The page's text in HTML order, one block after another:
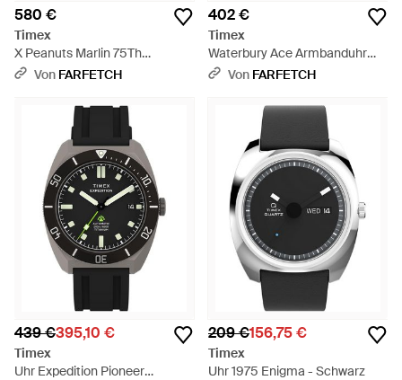
580 €
Timex
X Peanuts Marlin 75Th
Anniversary Armbanduhr
Von FARFETCH
402 €
Timex
Waterbury Ace Armbanduhr
41Mm - Grün
Von FARFETCH
439 €395,10 €
Timex
Uhr Expedition Pioneer
209 €156,75 €
Timex
Uhr 1975 Enigma - Schwarz